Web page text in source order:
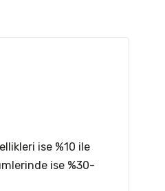
ise %10 ile
ise %30-